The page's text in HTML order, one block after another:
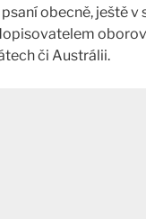
obecně, ještě
či Austrálii.